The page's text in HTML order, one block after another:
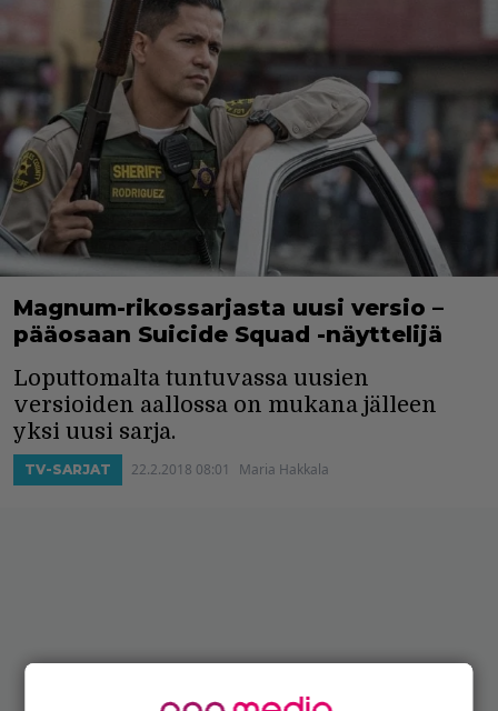
Magnum-rikossarjasta uusi versio –
pääosaan Suicide Squad -näyttelijä
Loputtomalta tuntuvassa uusien
versioiden aallossa on mukana jälleen
yksi uusi sarja.
TV-SARJAT 22.2.2018 08:01 Maria Hakkala